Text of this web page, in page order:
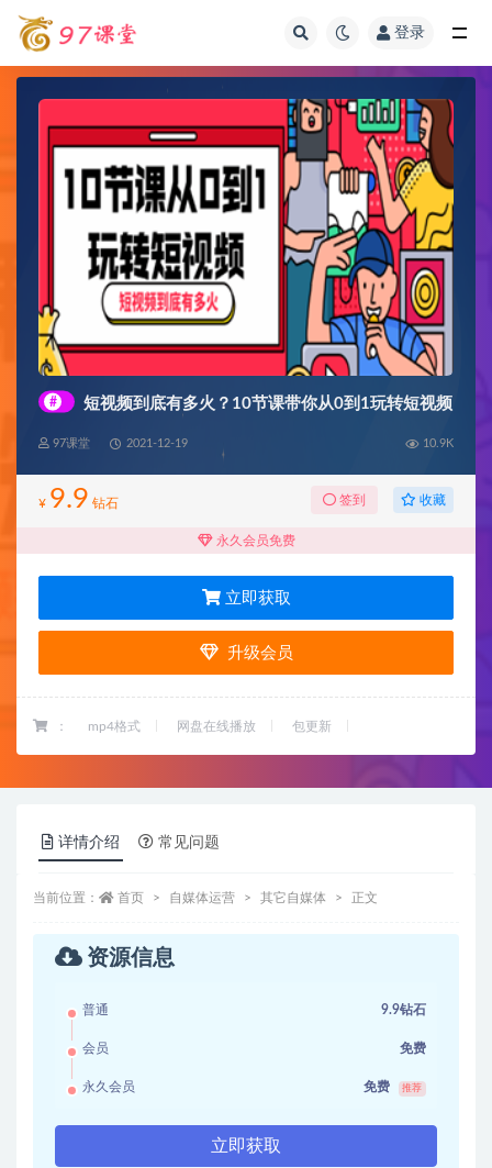
登录
# 短视频到底有多火？10节课带你从0到1玩转短视频
97课堂 2021-12-19 10.9K
¥ 9.9 钻石 签到 收藏
永久会员免费
立即获取
升级会员
： mp4格式 网盘在线播放 包更新
详情介绍 常见问题
当前位置： 首页 自媒体运营 其它自媒体 正文
资源信息
普通 9.9钻石
会员 免费
永久会员 免费 推荐
立即获取